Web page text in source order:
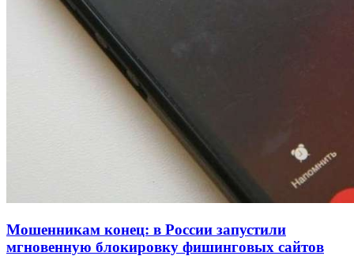
Покушение на убийство в Волгограде: девушка
напала на незнакомую женщину с ножом
Сладкий праздник в Волгограде: в Центральном
парке прошёл фестиваль „Арбузный переполох“
Мошенникам конец: в России запустили
мгновенную блокировку фишинговых сайтов